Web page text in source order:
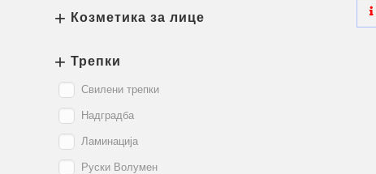
Козметика за лице
Трепки
Свилени трепки
Надградба
Ламинација
Руски Волумен